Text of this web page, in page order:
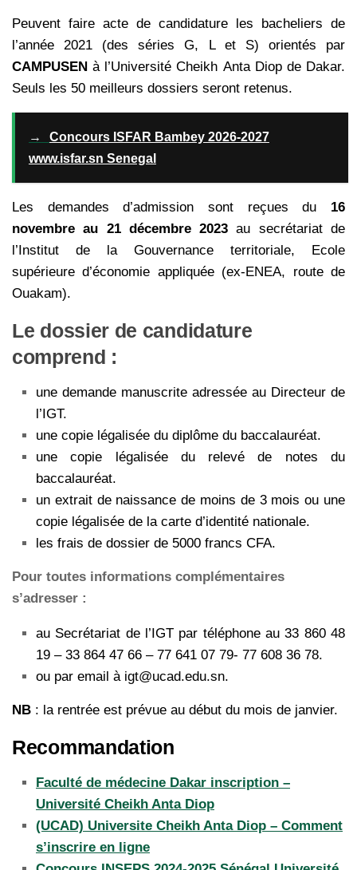
Peuvent faire acte de candidature les bacheliers de
l’année 2021 (des séries G, L et S) orientés par
CAMPUSEN à l’Université Cheikh Anta Diop de Dakar.
Seuls les 50 meilleurs dossiers seront retenus.
→
Concours ISFAR Bambey 2026-2027
www.isfar.sn Senegal
Les demandes d’admission sont reçues du 16
novembre au 21 décembre 2023 au secrétariat de
l’Institut de la Gouvernance territoriale, Ecole
supérieure d’économie appliquée (ex-ENEA, route de
Ouakam).
Le dossier de candidature
comprend :
une demande manuscrite adressée au Directeur de
l’IGT.
une copie légalisée du diplôme du baccalauréat.
une copie légalisée du relevé de notes du
baccalauréat.
un extrait de naissance de moins de 3 mois ou une
copie légalisée de la carte d’identité nationale.
les frais de dossier de 5000 francs CFA.
Pour toutes informations complémentaires
s’adresser :
au Secrétariat de l’IGT par téléphone au 33 860 48
19 – 33 864 47 66 – 77 641 07 79- 77 608 36 78.
ou par email à igt@ucad.edu.sn.
NB : la rentrée est prévue au début du mois de janvier.
Recommandation
Faculté de médecine Dakar inscription –
Université Cheikh Anta Diop
(UCAD) Universite Cheikh Anta Diop – Comment
s’inscrire en ligne